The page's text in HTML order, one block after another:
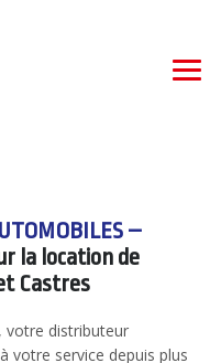
–
la location de
Castres
votre distributeur
votre service depuis plus